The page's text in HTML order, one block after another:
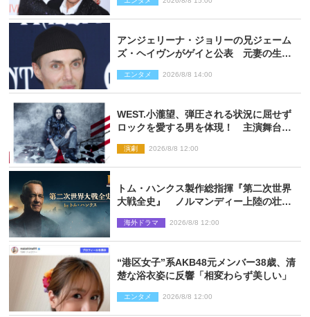
アンジェリーナ・ジョリーの兄ジェーム
ズ・ヘイヴンがゲイと公表 元妻の生配
エンタメ 2026/8/8 14:00
WEST.小瀧望、弾圧される状況に屈せず
ロックを愛する男を体現！ 主演舞台
演劇 2026/8/8 12:00
トム・ハンクス製作総指揮『第二次世界
大戦全史』 ノルマンディー上陸の壮絶
海外ドラマ 2026/8/8 12:00
“港区女子”系AKB48元メンバー38歳、清
楚な浴衣姿に反響「相変わらず美しい」
エンタメ 2026/8/8 12:00